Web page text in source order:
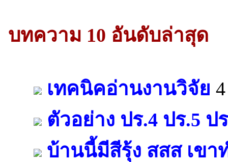
บทความ 10 อันดับล่าสุด
เทคนิคอ่านงานวิจัย
ตัวอย่าง ปร.4 ปร.5 ป
บ้านนี้มีสีรุ้ง สสส เขา